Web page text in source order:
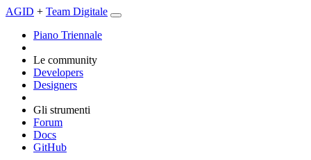
AGID + Team Digitale
Piano Triennale
Le community
Developers
Designers
Gli strumenti
Forum
Docs
GitHub